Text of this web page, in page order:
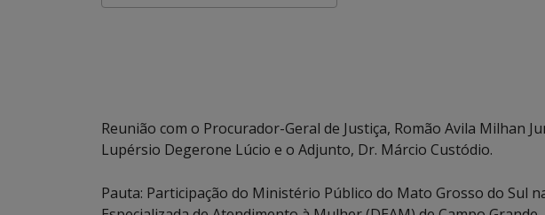
Reunião com o Procurador-Geral de Justiça, Romão Avila Milhan
Lupérsio Degerone Lúcio e o Adjunto, Dr. Márcio Custódio.
Pauta: Participação do Ministério Público do Mato Grosso do Sul